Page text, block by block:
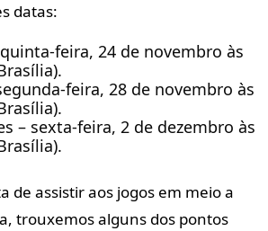
datas:
feira, 24 de novembro às
feira, 28 de novembro às
– sexta-feira, 2 de dezembro às
de assistir aos jogos em meio a
trouxemos alguns dos pontos